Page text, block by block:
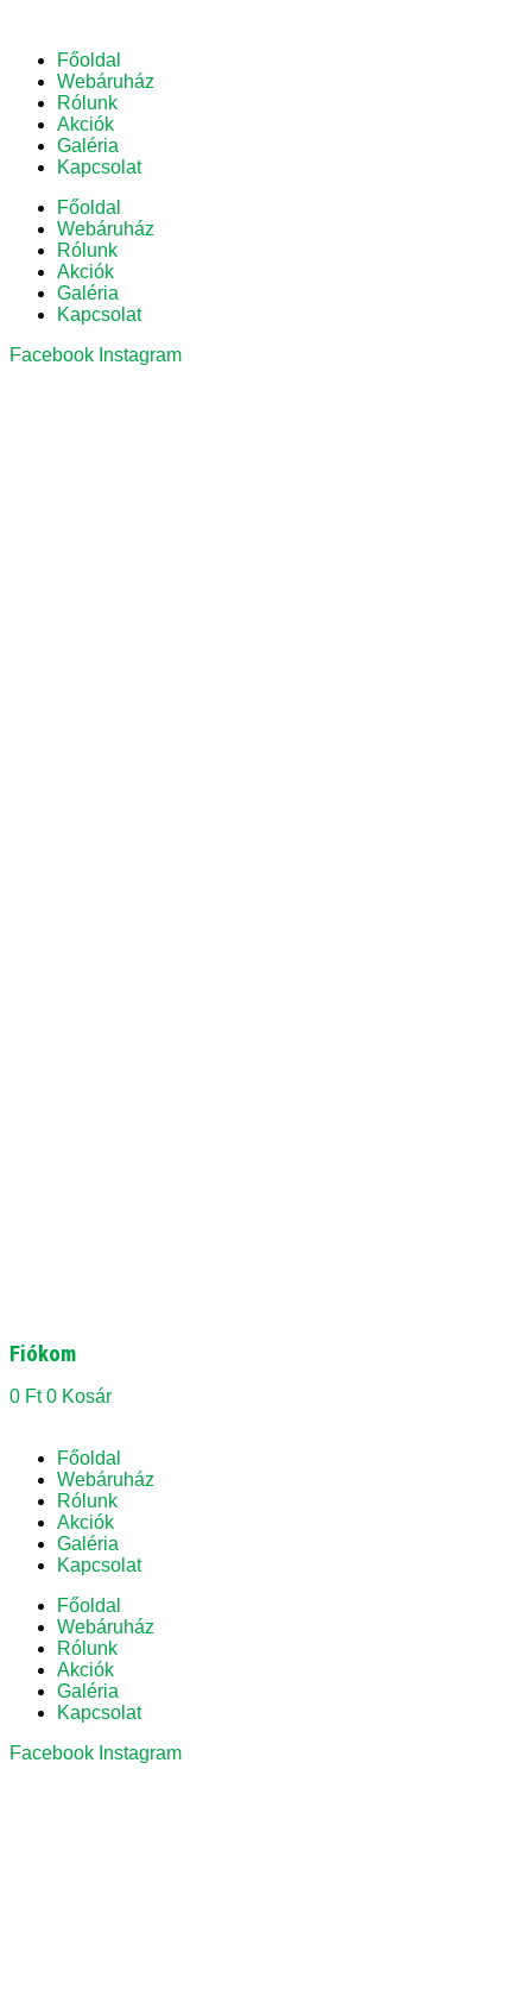
Főoldal
Webáruház
Rólunk
Akciók
Galéria
Kapcsolat
Főoldal
Webáruház
Rólunk
Akciók
Galéria
Kapcsolat
Facebook Instagram
Fiókom
0 Ft 0 Kosár
Főoldal
Webáruház
Rólunk
Akciók
Galéria
Kapcsolat
Főoldal
Webáruház
Rólunk
Akciók
Galéria
Kapcsolat
Facebook Instagram